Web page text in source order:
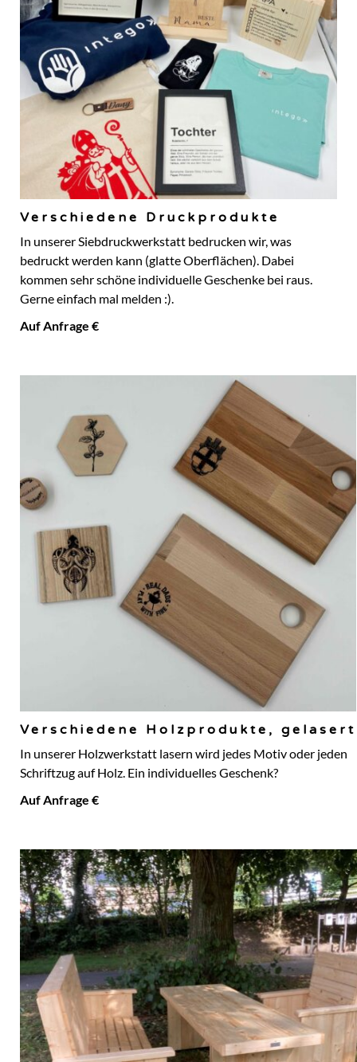
Verschiedene Druckprodukte
In unserer Siebdruckwerkstatt bedrucken wir, was
bedruckt werden kann (glatte Oberflächen). Dabei
kommen sehr schöne individuelle Geschenke bei raus.
Gerne einfach mal melden :).
Auf Anfrage €
Verschiedene Holzprodukte, gelasert
In unserer Holzwerkstatt lasern wird jedes Motiv oder jeden
Schriftzug auf Holz. Ein individuelles Geschenk?
Auf Anfrage €